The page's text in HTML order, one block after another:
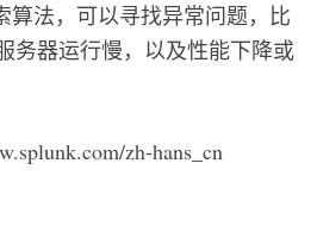
算法，可以寻找异常问题，比
务器运行慢，以及性能下降或
zh-hans_cn